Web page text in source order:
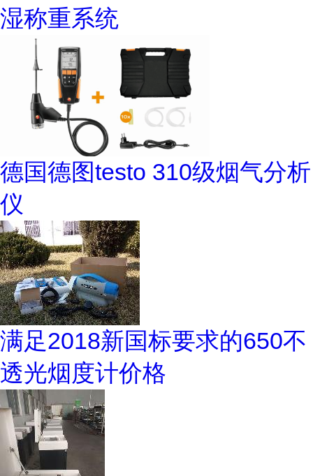
湿称重系统
德国德图testo 310级烟气分析
仪
满足2018新国标要求的650不
透光烟度计价格